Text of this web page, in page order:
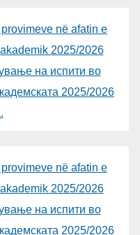
në afatin e
2025/2026
на испити во
2025/2026
në afatin e
2025/2026
на испити во
2025/2026